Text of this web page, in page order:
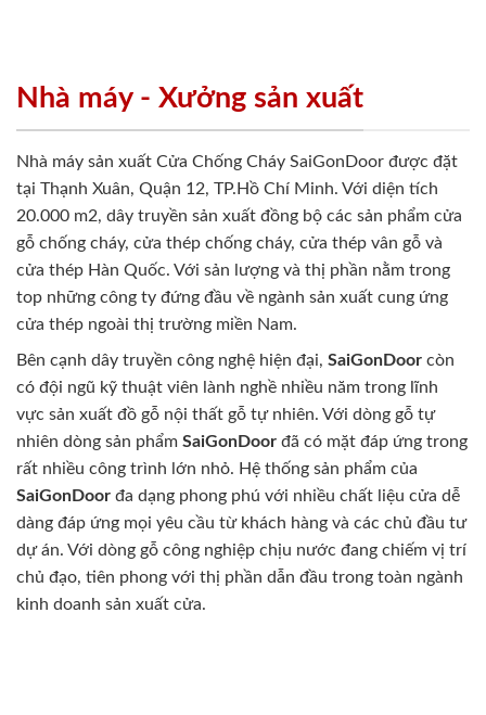
Nhà máy - Xưởng sản xuất
Nhà máy sản xuất Cửa Chống Cháy SaiGonDoor được đặt
tại Thạnh Xuân, Quận 12, TP.Hồ Chí Minh. Với diện tích
20.000 m2, dây truyền sản xuất đồng bộ các sản phẩm cửa
gỗ chống cháy, cửa thép chống cháy, cửa thép vân gỗ và
cửa thép Hàn Quốc. Với sản lượng và thị phần nằm trong
top những công ty đứng đầu về ngành sản xuất cung ứng
cửa thép ngoài thị trường miền Nam.
Bên cạnh dây truyền công nghệ hiện đại, SaiGonDoor còn
có đội ngũ kỹ thuật viên lành nghề nhiều năm trong lĩnh
vực sản xuất đồ gỗ nội thất gỗ tự nhiên. Với dòng gỗ tự
nhiên dòng sản phẩm SaiGonDoor đã có mặt đáp ứng trong
rất nhiều công trình lớn nhỏ. Hệ thống sản phẩm của
SaiGonDoor đa dạng phong phú với nhiều chất liệu cửa dễ
dàng đáp ứng mọi yêu cầu từ khách hàng và các chủ đầu tư
dự án. Với dòng gỗ công nghiệp chịu nước đang chiếm vị trí
chủ đạo, tiên phong với thị phần dẫn đầu trong toàn ngành
kinh doanh sản xuất cửa.